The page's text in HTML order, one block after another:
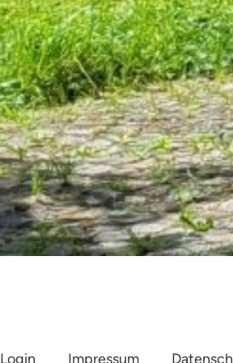
Login Impressum